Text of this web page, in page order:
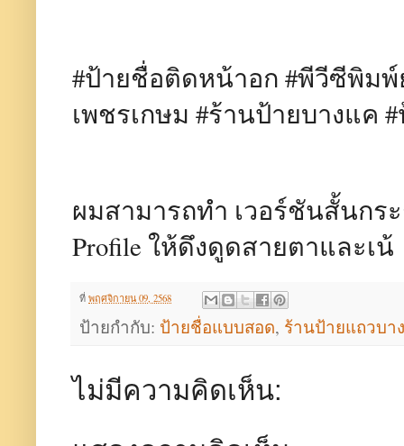
#ป้ายชื่อติดหน้าอก #พีวีซีพิม
เพชรเกษม #ร้านป้ายบางแค
ผมสามารถทำ เวอร์ชันสั้นกระ
Profile ให้ดึงดูดสายตาและเน้
ที่ พฤศจิกายน 09, 2568
ป้ายกำกับ: ป้ายชื่อแบบสอด, ร้านป้ายแถวบา
ไม่มีความคิดเห็น: